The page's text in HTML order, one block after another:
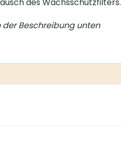
der Beschreibung unten